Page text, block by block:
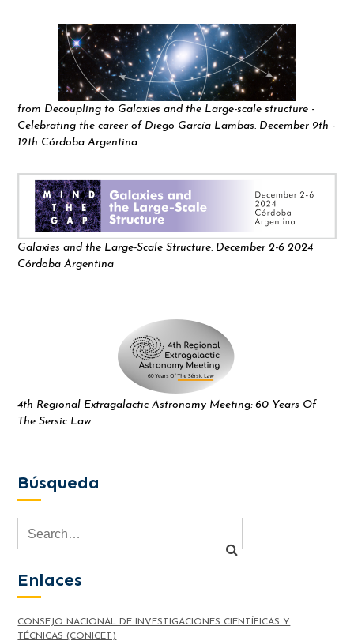
from Decoupling to Galaxies and the Large-scale structure -
Celebrating the career of Diego García Lambas. December 9th -
12th Córdoba Argentina
Galaxies and the Large-Scale Structure. December 2-6 2024
Córdoba Argentina
4th Regional Extragalactic Astronomy Meeting: 60 Years Of
The Sersic Law
Búsqueda
Enlaces
CONSEJO NACIONAL DE INVESTIGACIONES CIENTÍFICAS Y
TÉCNICAS (CONICET)